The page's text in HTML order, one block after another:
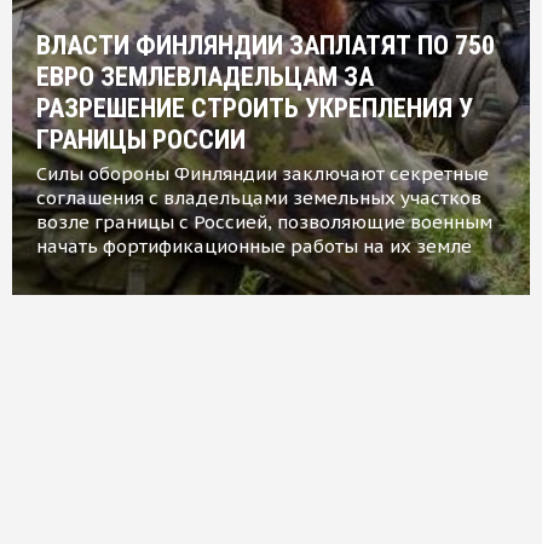
ВЛАСТИ ФИНЛЯНДИИ ЗАПЛАТЯТ ПО 750
ЕВРО ЗЕМЛЕВЛАДЕЛЬЦАМ ЗА
РАЗРЕШЕНИЕ СТРОИТЬ УКРЕПЛЕНИЯ У
ГРАНИЦЫ РОССИИ
Силы обороны Финляндии заключают секретные
соглашения с владельцами земельных участков
возле границы с Россией, позволяющие военным
начать фортификационные работы на их земле